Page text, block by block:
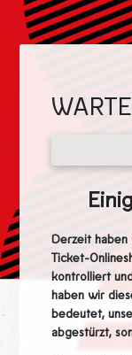
Derzeit haben
Ticket-
kontrolliert
haben wir
bedeutet,
abgestürzt,